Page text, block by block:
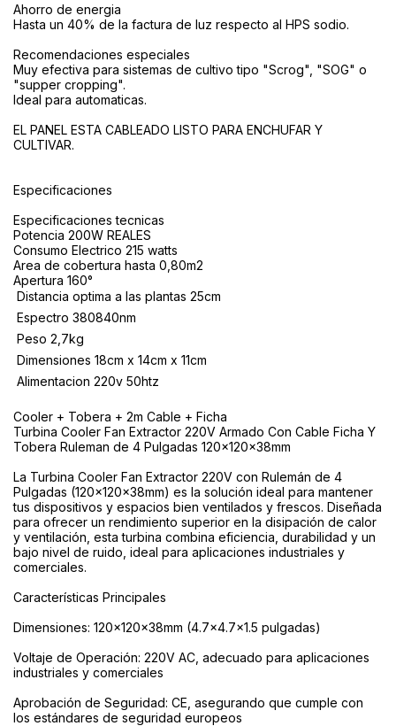
Ahorro de energia
Hasta un 40% de la factura de luz respecto al HPS sodio.
Recomendaciones especiales
Muy efectiva para sistemas de cultivo tipo "Scrog", "SOG" o
"supper cropping".
Ideal para automaticas.
EL PANEL ESTA CABLEADO LISTO PARA ENCHUFAR Y
CULTIVAR.
Especificaciones
Especificaciones tecnicas
Potencia 200W REALES
Consumo Electrico 215 watts
Area de cobertura hasta 0,80m2
Apertura 160°
 Distancia optima a las plantas 25cm
 Espectro 380840nm
 Peso 2,7kg
 Dimensiones 18cm x 14cm x 11cm
 Alimentacion 220v 50htz
Cooler + Tobera + 2m Cable + Ficha
Turbina Cooler Fan Extractor 220V Armado Con Cable Ficha Y
Tobera Ruleman de 4 Pulgadas 120x120x38mm
La Turbina Cooler Fan Extractor 220V con Rulemán de 4
Pulgadas (120x120x38mm) es la solución ideal para mantener
tus dispositivos y espacios bien ventilados y frescos. Diseñada
para ofrecer un rendimiento superior en la disipación de calor
y ventilación, esta turbina combina eficiencia, durabilidad y un
bajo nivel de ruido, ideal para aplicaciones industriales y
comerciales.
Características Principales
Dimensiones: 120x120x38mm (4.7x4.7x1.5 pulgadas)
Voltaje de Operación: 220V AC, adecuado para aplicaciones
industriales y comerciales
Aprobación de Seguridad: CE, asegurando que cumple con
los estándares de seguridad europeos